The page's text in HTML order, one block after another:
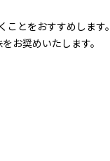
とをおすすめします。
お奨めいたします。